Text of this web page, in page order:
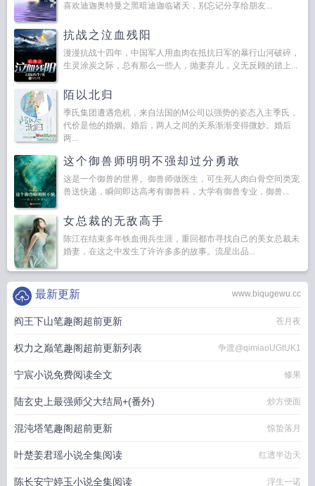
喜欢迪迦奥特曼之黑暗迪迦临诸天，别忘记分享给朋友...
抗战之泣血残阳
漫漫抗战十四年，中国军人用血肉在抵抗日军的暴行山河破碎，
生灵涂炭之际，总有那么一些人，抛妻弃儿，义无反顾的踏上...
陌以北归
季氏集团遭遇危机，来自法国的M公司以强势的姿态入主季氏，
代价是他的婚姻。婚后，两人之间的关系渐渐变得微妙。婚后
两...
这个御兽师明明不强却过分勇敢
这是一个御兽的世界。御兽师做医生，可生死人肉白骨空间类宠
兽送快递，瞬间即达高考有御兽科，大学有御兽专业，御兽...
女总裁的无敌高手
陈江在结束多年铁血佣兵生涯，重回都市寻找自己的美女总裁未
婚妻，在这之中发生了许许多多的故事。流星出品...
www.biqugewu.cc
最新更新
阎王下山笔趣阁超前更新 苍月夜
权力之巅笔趣阁超前更新列表 争渡@qimiaoUGtUK1
宁宸小说免费阅读全文 修果
陆玄史上最强师父大结局+(番外) 炒方便面
混沌塔笔趣阁超前更新 惊蛰落月
叶楚姜君瑶小说全集阅读 红透半边天
陈长安宁婷玉小说全集阅读 浮生一诺